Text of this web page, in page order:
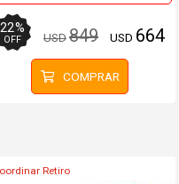
22%
OFF USD849 USD 664
COMPRAR
Retiro